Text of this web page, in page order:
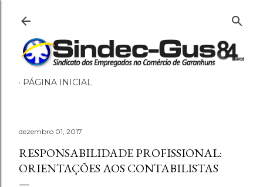
PÁGINA INICIAL
dezembro 01, 2017
RESPONSABILIDADE PROFISSIONAL:
ORIENTAÇÕES AOS CONTABILISTAS